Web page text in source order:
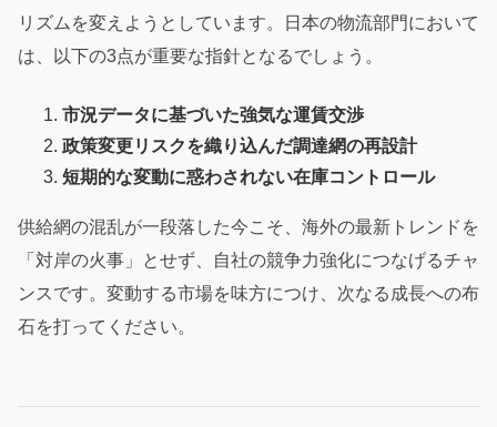
リズムを変えようとしています。日本の物流部門において
は、以下の3点が重要な指針となるでしょう。
市況データに基づいた強気な運賃交渉
政策変更リスクを織り込んだ調達網の再設計
短期的な変動に惑わされない在庫コントロール
供給網の混乱が一段落した今こそ、海外の最新トレンドを
「対岸の火事」とせず、自社の競争力強化につなげるチャ
ンスです。変動する市場を味方につけ、次なる成長への布
石を打ってください。